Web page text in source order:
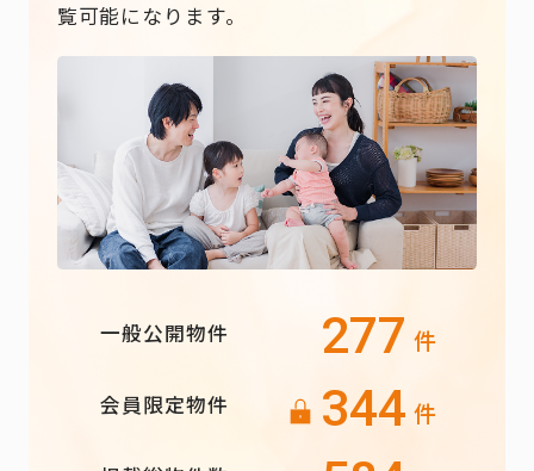
覧可能になります。
一般公開物件 277 件
会員限定物件 344 件